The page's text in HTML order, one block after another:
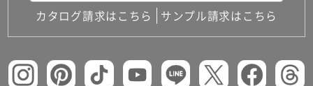
カタログ請求はこちら サンプル請求はこちら